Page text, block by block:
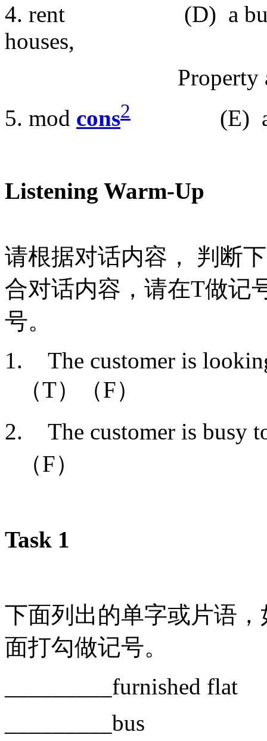
4. rent (D) a
houses,
Property and
5. mod cons2 (E)
Listening Warm-Up
请根据对话内容，
判断
合对话内容，请在T做记
号。
1.
The customer is
（T）（F）
2.
The customer
（F）
Task 1
下面列出的单字或片语
面打勾做记号。
_________furnished flat
_________bus